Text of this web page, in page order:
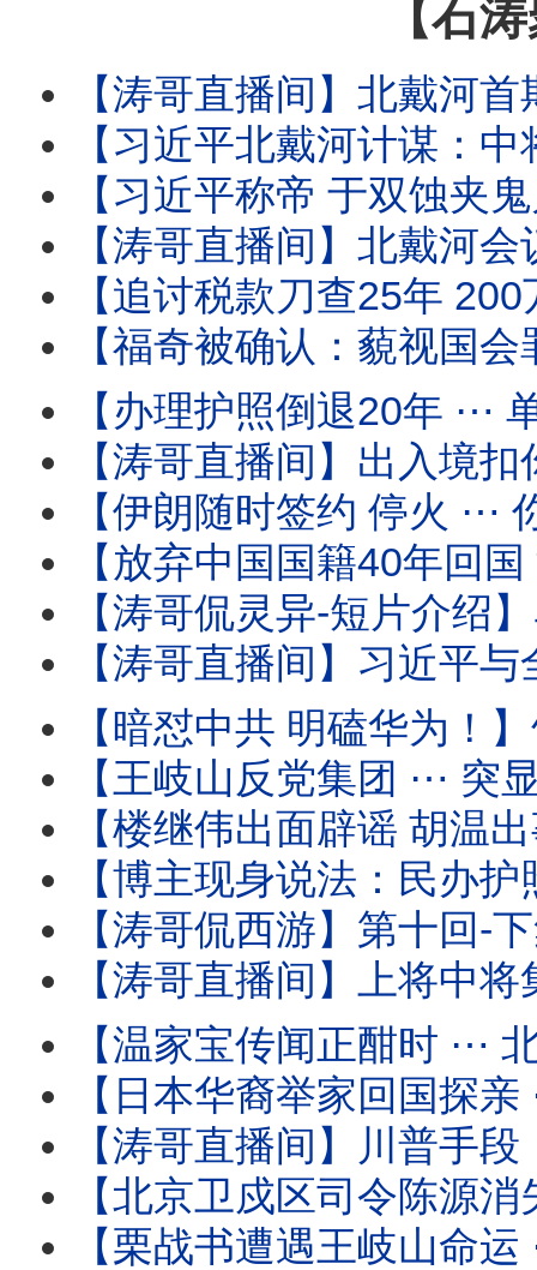
【石
【涛哥直播间】北戴河首期要务：中将上位
【习近平北戴河计谋：中将治军 张又侠五中全会祭旗】中少将补缺
【习近平称帝 于双蚀夹鬼月 ⋯ 借妖魂江泽民百年纪念！】8月17
【涛哥直播间】北戴河会议撞上“双蚀夹鬼月”！天津大爆炸日撞上“日
【追讨税款刀查25年 200万富豪鬼节噩梦！】境外使用微博
【福奇被确认：藐视国会罪成立！】参议院
【办理护照倒退20年 ⋯ 单位介绍信！】人-税双杀瞬
【涛哥直播间】出入境扣你6个月至3年
【伊朗随时签约 停火 ⋯ 你信吗？】油
【放弃中国国籍40年回国 深圳出境 被海关审查
【涛哥侃灵异-短片介绍】马斯克的特异功能：灵魂与肉身
【涛哥直播间】习近平与全军将领-死对头！军中无龙
【暗怼中共 明磕华为！】竹知了 ⋯ 哇哇
【王岐山反党集团 ⋯ 突显网路！】胡锦涛举家
【楼继伟出面辟谣 胡温出事儿传闻 ⋯ 撼动了谁？】北戴河会议
【博主现身说法：民办护照开卡！】警察开始追讨户
【涛哥侃西游】第十回-下集：二将军宫门镇鬼 唐太宗地府还魂 ⋯ 阴曹
【涛哥直播间】上将中将集体缺席建军99
【温家宝传闻正酣时 ⋯ 北戴河会议开始！】与将军
【日本华裔举家回国探亲 ⋯ 离境登机时被抓！】信不
【涛哥直播间】川普手段：再次撤回对伊朗
【北京卫戍区司令陈源消失 ⋯ 胡温传闻骤起！】受命于蔡奇 保护习
【栗战书遭遇王岐山命运 ⋯ 习近平曾庆红联手：称帝必